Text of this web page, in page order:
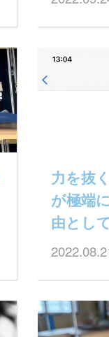
力を抜
が極端
由とし